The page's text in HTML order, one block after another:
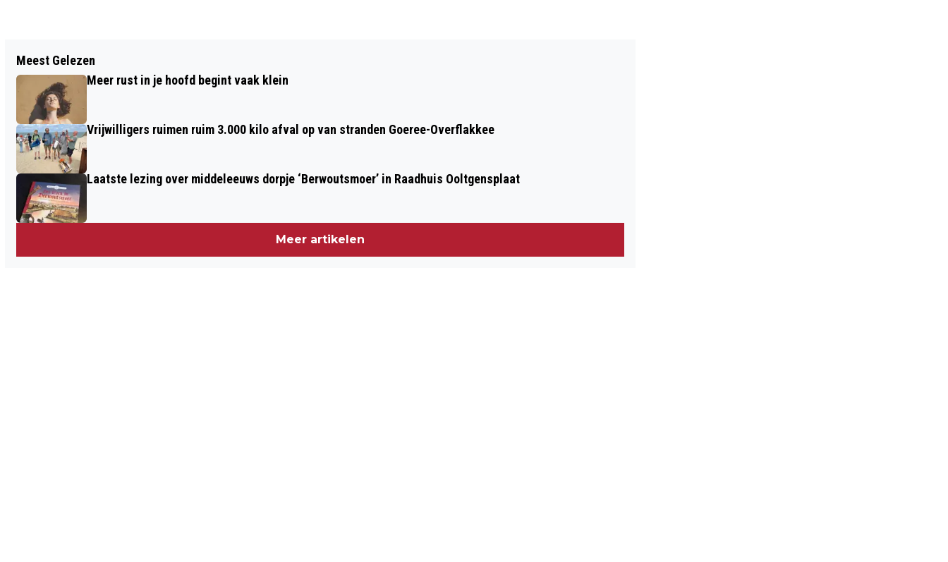
BEN JIJ DÉ PUZZELKAMPIOEN VAN
GOEREE-OVERFLAKKEE?
Meest Gelezen
Meer rust in je hoofd begint vaak klein
Vrijwilligers ruimen ruim 3.000 kilo afval op van stranden Goeree-Overflakkee
Laatste lezing over middeleeuws dorpje ‘Berwoutsmoer’ in Raadhuis Ooltgensplaat
Meer artikelen